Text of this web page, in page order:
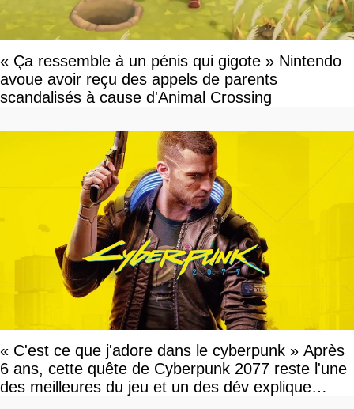
« Ça ressemble à un pénis qui gigote » Nintendo
avoue avoir reçu des appels de parents
scandalisés à cause d'Animal Crossing
« C'est ce que j'adore dans le cyberpunk » Après
6 ans, cette quête de Cyberpunk 2077 reste l'une
des meilleures du jeu et un des dév explique